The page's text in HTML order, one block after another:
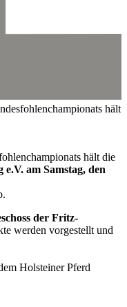
hält
hält die
am Samstag, den
der Fritz-
werden vorgestellt und
Holsteiner Pferd